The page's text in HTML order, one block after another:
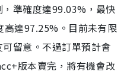
準確度達99.03%，最快
高達97.25%。目前未有限
留意。不過訂單預計會
版本賣完，將有機會改